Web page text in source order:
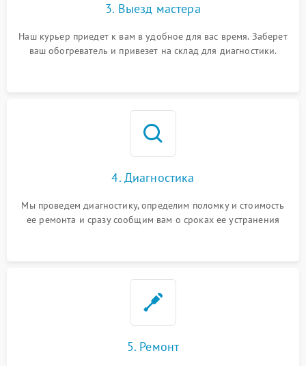
3. Выезд мастера
Наш курьер приедет к вам в удобное для вас время. Заберет
ваш обогреватель и привезет на склад для диагностики.
4. Диагностика
Мы проведем диагностику, определим поломку и стоимость
ее ремонта и сразу сообщим вам о сроках ее устранения
5. Ремонт